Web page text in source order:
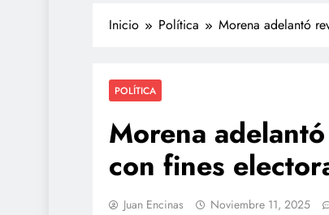
Inicio Política Morena adelantó
POLÍTICA
Morena
con fines
Juan Encinas Noviembre 11, 2025